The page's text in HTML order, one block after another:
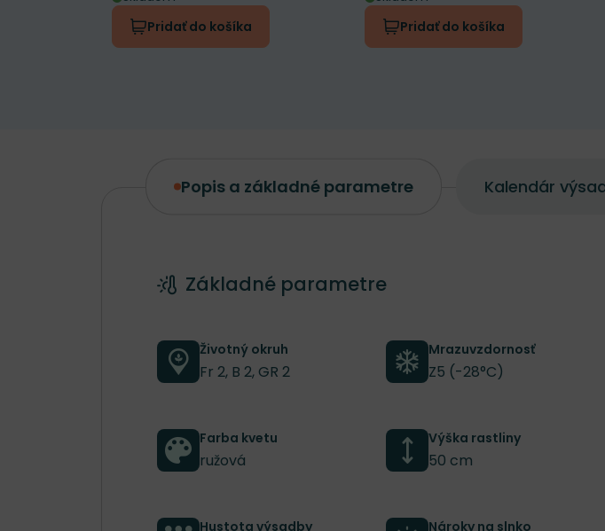
Pridať do košíka
Pridať do košíka
Popis a základné parametre Kalendár
Popis a základné parametre
Základné parametre
Životný okruh
Fr 2, B 2, GR 2
Mrazuvzdornosť
Z5 (-28°C)
Farba kvetu
ružová
Výška rastliny
50 cm
Hustota výsadby Nároky na slnko